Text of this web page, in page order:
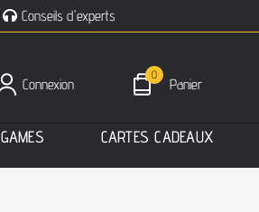
Conseils d'experts
0
Panier
Connexion
GAMES CARTES CADEAUX